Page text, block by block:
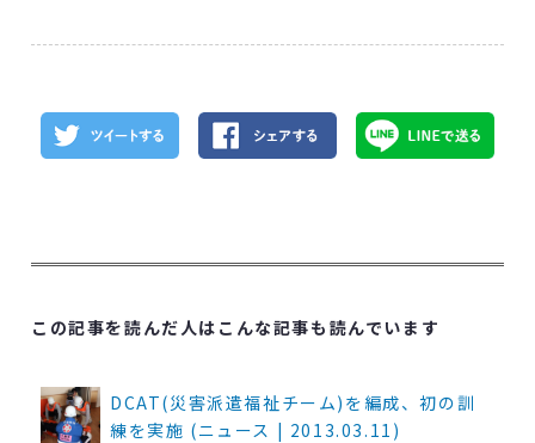
この記事を読んだ人はこんな記事も読んでいます
DCAT(災害派遣福祉チーム)を編成、初の訓
練を実施 (ニュース | 2013.03.11)